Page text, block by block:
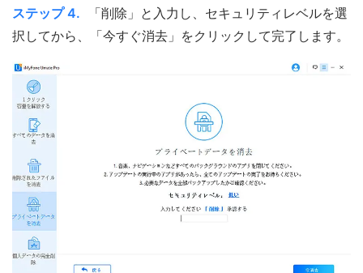
ステップ 4.
「削除」と入力し、セキュリティレベルを選
択してから、「今すぐ消去」をクリックして完了します。